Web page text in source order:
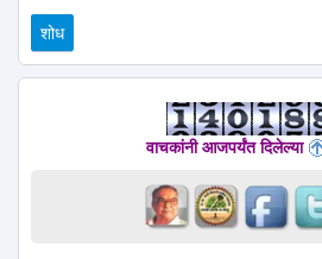
वाचकांनी आजपर्यंत दिलेल्या